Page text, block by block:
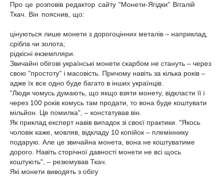
Про це розповів редактор сайту "Монети-Ягідки" Віталій
Ткач. Він пояснив, що:
цінуються лише монети з дорогоцінних металів – наприклад,
срібла чи золота;
рідкісні екземпляри.
Звичайні обігові українські монети скарбом не стануть – через
свою "простоту" і масовість. Причому навіть за кілька років –
адже їх все одно буде багато в інших українців.
"Люди чомусь думають, що якщо взяти монету, відкласти її і
через 100 років комусь там продати, то вона буде коштувати
мільйон. Це помилка", – констатував він.
Як приклад експерт навів випадок зі своєї практики. "Якось
чоловік каже, мовляв, відкладу 10 копійок – племіннику
подарую. Але це звичайна монета, вона не коштуватиме
дорого. Навіть сторічної давності монети не всі щось
коштують", – резюмував Ткач.
Які монети виводять з обігу